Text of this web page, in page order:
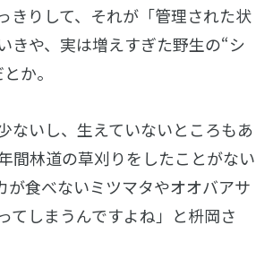
きりして、それが「管理された状
きや、実は増えすぎた野生の“シ
か。
ないし、生えていないところもあ
間林道の草刈りをしたことがない
が食べないミツマタやオオバアサ
てしまうんですよね」と枡岡さ